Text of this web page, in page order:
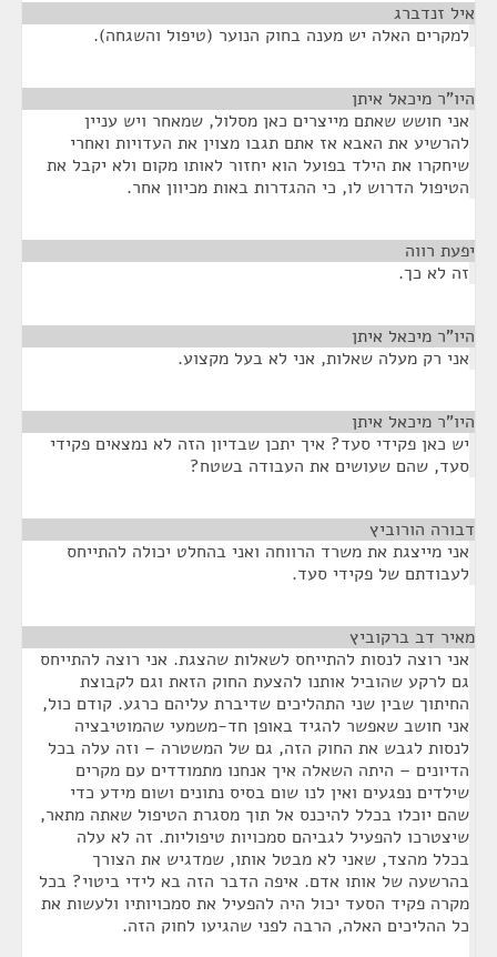
איל זנדברג
למקרים האלה יש מענה בחוק הנוער (טיפול והשגחה).
היו"ר מיכאל איתן
אני חושש שאתם מייצרים כאן מסלול, שמאחר ויש עניין
להרשיע את האבא אז אתם תגבו מצוין את העדויות ואחרי
שיחקרו את הילד בפועל הוא יחזור לאותו מקום ולא יקבל את
הטיפול הדרוש לו, כי ההגדרות באות מכיוון אחר.
יפעת רווה
זה לא כך.
היו"ר מיכאל איתן
אני רק מעלה שאלות, אני לא בעל מקצוע.
היו"ר מיכאל איתן
יש כאן פקידי סעד? איך יתכן שבדיון הזה לא נמצאים פקידי
סעד, שהם שעושים את העבודה בשטח?
דבורה הורוביץ
אני מייצגת את משרד הרווחה ואני בהחלט יכולה להתייחס
לעבודתם של פקידי סעד.
מאיר דב ברקוביץ
אני רוצה לנסות להתייחס לשאלות שהצגת. אני רוצה להתייחס
גם לרקע שהוביל אותנו להצעת החוק הזאת וגם לקבוצת
החיתוך שבין שני התהליכים שדיברת עליהם כרגע. קודם כול,
אני חושב שאפשר להגיד באופן חד-משמעי שהמוטיבציה
לנסות לגבש את החוק הזה, גם של המשטרה – וזה עלה בכל
הדיונים – היתה השאלה איך אנחנו מתמודדים עם מקרים
שילדים נפגעים ואין לנו שום בסיס נתונים ושום מידע כדי
שהם יוכלו בכלל להיכנס אל תוך מסגרת הטיפול שאתה מתאר,
שיצטרכו להפעיל לגביהם סמכויות טיפוליות. זה לא עלה
בכלל מהצד, שאני לא מבטל אותו, שמדגיש את הצורך
בהרשעה של אותו אדם. איפה הדבר הזה בא לידי ביטוי? בכל
מקרה פקיד הסעד יכול היה להפעיל את סמכויותיו ולעשות את
כל ההליכים האלה, הרבה לפני שהגיעו לחוק הזה.